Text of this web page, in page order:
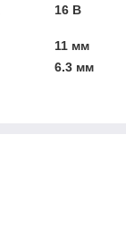
16 В
11 мм
6.3 мм